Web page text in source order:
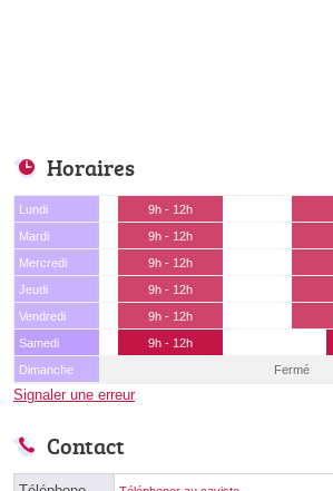
Horaires
Lundi 9h - 12h
Mardi
9h - 12h
Mercredi
9h - 12h
Jeudi
9h - 12h
Vendredi
9h - 12h
Samedi
9h - 12h
Dimanche
Fermé
Signaler une erreur
Contact